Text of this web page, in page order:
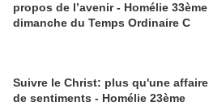
propos de l’avenir - Homélie 33ème
dimanche du Temps Ordinaire C
Suivre le Christ: plus qu'une affaire
de sentiments - Homélie 23ème